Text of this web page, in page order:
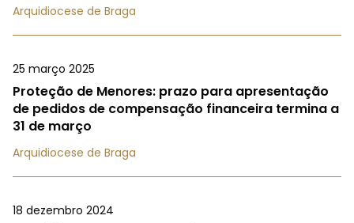
Arquidiocese de Braga
25 março 2025
Proteção de Menores: prazo para apresentação
de pedidos de compensação financeira termina a
31 de março
Arquidiocese de Braga
18 dezembro 2024